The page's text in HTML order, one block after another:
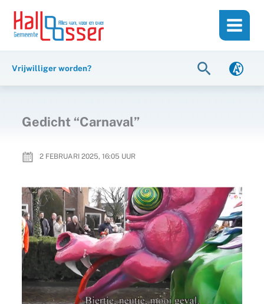
inhoud
naar
Vrijwilliger worden? Zoeken
Gedicht “Carnaval”
2 FEBRUARI 2025, 16:05 UUR